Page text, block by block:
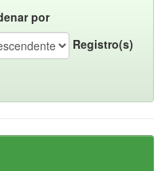
por
Registro(s)